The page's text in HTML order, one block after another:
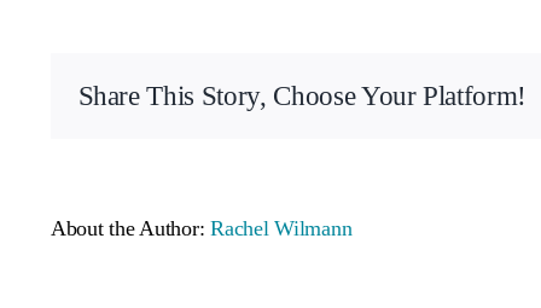
Share This Story, Choose Your Platform!
About the Author:Rachel Wilmann